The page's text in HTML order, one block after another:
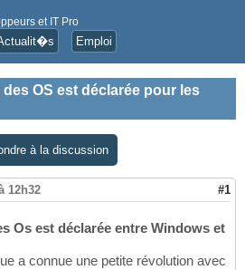
et IT Pro
Emploi
des OS est déclarée pour les
à la discussion
12h32 #1
Os est déclarée entre Windows et
a connue une petite révolution avec